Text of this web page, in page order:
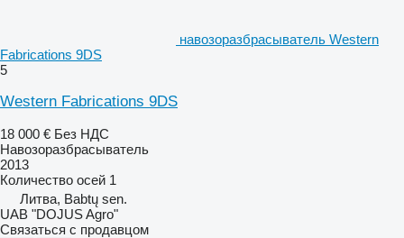
навозоразбрасыватель Western
Fabrications 9DS
5
Western Fabrications 9DS
18 000 € Без НДС
Навозоразбрасыватель
2013
Количество осей 1
Литва, Babtų sen.
UAB "DOJUS Agro"
Связаться с продавцом